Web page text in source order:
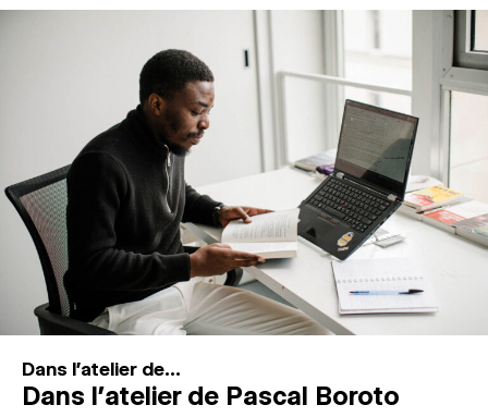
Dans l'atelier de...
Dans l’atelier de Pascal Boroto